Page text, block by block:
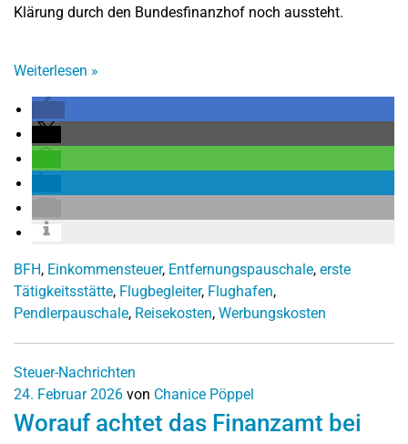
Klärung durch den Bundesfinanzhof noch aussteht.
Weiterlesen »
BFH, Einkommensteuer, Entfernungspauschale, erste
Tätigkeitsstätte, Flugbegleiter, Flughafen,
Pendlerpauschale, Reisekosten, Werbungskosten
Steuer-Nachrichten
24. Februar 2026 von Chanice Pöppel
Worauf achtet das Finanzamt bei